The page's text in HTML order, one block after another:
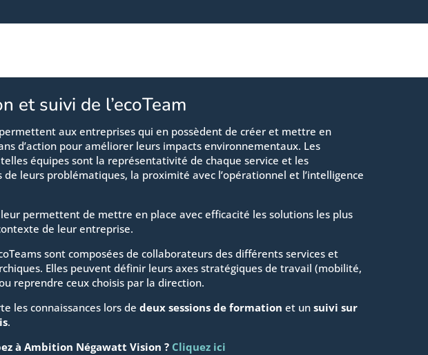
et suivi de l’ecoTeam
aux entreprises qui en possèdent de créer et mettre en
d’action pour améliorer leurs impacts environnementaux. Les
équipes sont la représentativité de chaque service et les
de leurs problématiques, la proximité avec l’opérationnel et l’intelligence
permettent de mettre en place avec efficacité les solutions les plus
de leur entreprise.
sont composées de collaborateurs des différents services et
Elles peuvent définir leurs axes stratégiques de travail (mobilité,
reprendre ceux choisis par la direction.
les connaissances lors de deux sessions de formation et un suivi sur
.
à Ambition Négawatt Vision ? Cliquez ici